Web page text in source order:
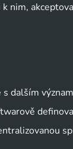
nim,
dalším